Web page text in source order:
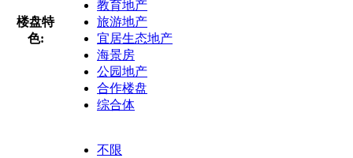
楼盘特
色:
教育地产
旅游地产
宜居生态地产
海景房
公园地产
合作楼盘
综合体
不限